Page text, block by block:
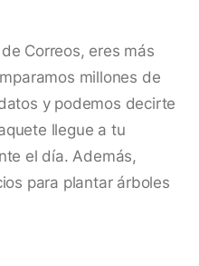
Correos, eres más
millones de
y podemos decirte
llegue a tu
el día. Además,
para plantar árboles